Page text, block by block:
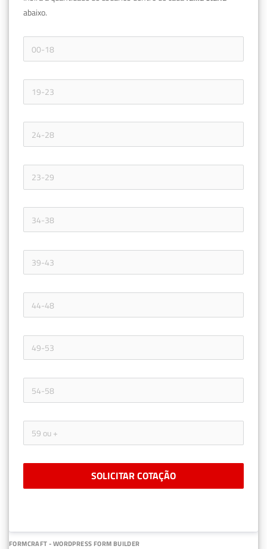
abaixo.
SOLICITAR COTAÇÃO
FORMCRAFT - WORDPRESS FORM BUILDER